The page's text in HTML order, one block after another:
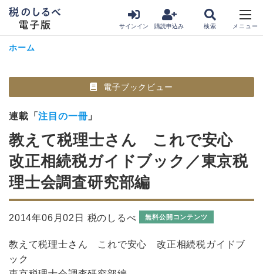
サインイン 購読申込み
ホーム
電子ブックビュー
連載「注目の一冊 」
教えて税理士さん これで安心
改正相続税ガイドブック／東京税
理士会調査研究部編
2014年06月02日 税のしるべ 無料公開コンテンツ
教えて税理士さん これで安心 改正相続税ガイドブ
ック